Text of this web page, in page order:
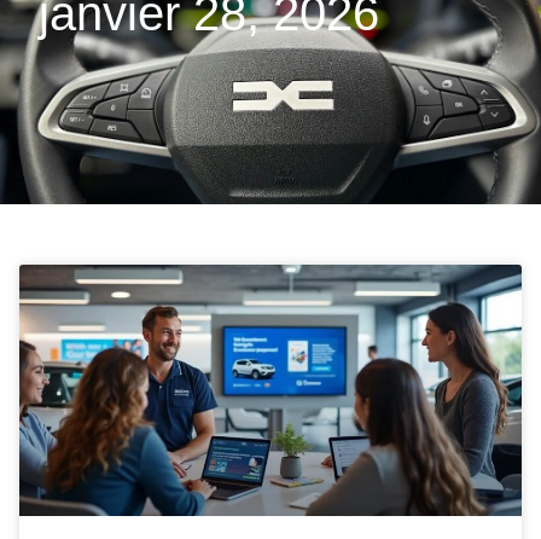
janvier 28, 2026